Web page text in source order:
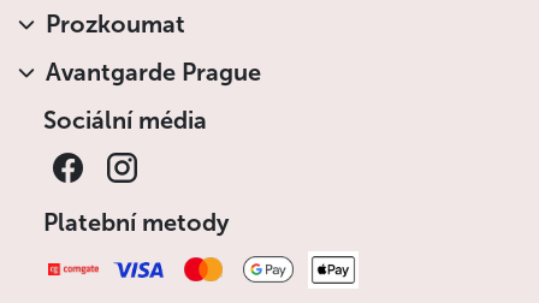
Prozkoumat
Avantgarde Prague
Sociální média
Platební metody